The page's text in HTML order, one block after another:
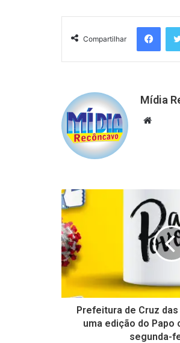
Compartilhar
Mídia
Website
Prefeitura de Cruz
uma edição do Papo
segunda-